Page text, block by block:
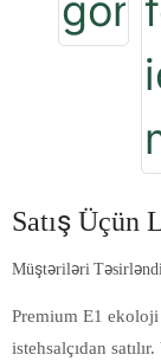
Satış Üçün
Müştəriləri
Premium E1
istehsalçıdan